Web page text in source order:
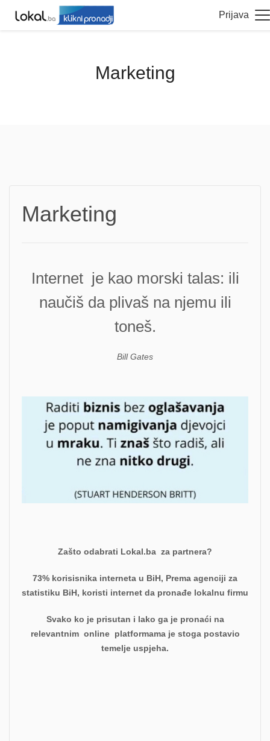
Prijava
Marketing
Marketing
Internet je kao morski talas: ili
naučiš da plivaš na njemu ili
toneš.
Bill Gates
Zašto odabrati Lokal.ba za partnera?
73% korisisnika interneta u BiH, Prema agenciji za
statistiku BiH, koristi internet da pronađe lokalnu firmu
Svako ko je prisutan i lako ga je pronaći na
relevantnim online platformama je stoga postavio
temelje uspjeha.